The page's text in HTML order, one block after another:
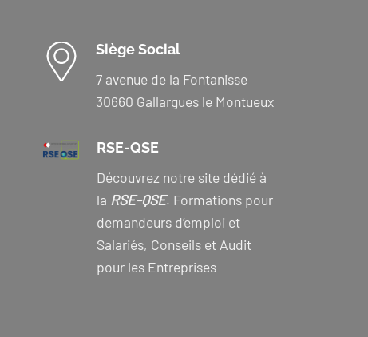
Siège Social
7 avenue de la Fontanisse
30660 Gallargues le Montueux
RSE-QSE
Découvrez notre site dédié à
la RSE-QSE. Formations pour
demandeurs d’emploi et
Salariés, Conseils et Audit
pour les Entreprises